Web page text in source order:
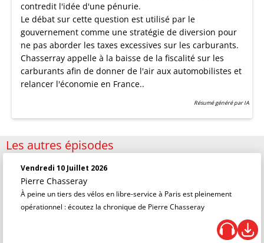
contredit l'idée d'une pénurie.
Le débat sur cette question est utilisé par le
gouvernement comme une stratégie de diversion pour
ne pas aborder les taxes excessives sur les carburants.
Chasserray appelle à la baisse de la fiscalité sur les
carburants afin de donner de l'air aux automobilistes et
relancer l'économie en France..
Résumé généré par IA
Les autres épisodes
Vendredi 10 Juillet 2026
Pierre Chasseray
À peine un tiers des vélos en libre-service à Paris est pleinement
opérationnel : écoutez la chronique de Pierre Chasseray